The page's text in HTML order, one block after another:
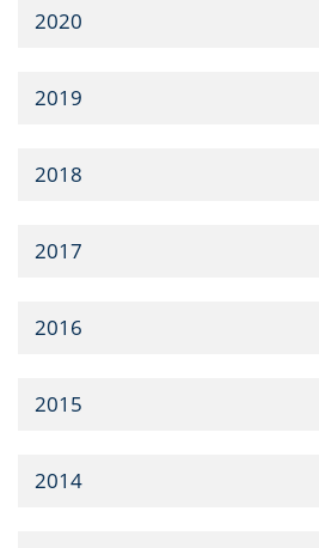
2020
2019
2018
2017
2016
2015
2014